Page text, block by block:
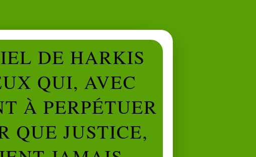
DE HARKIS
QUI, AVEC
À PERPÉTUER
QUE JUSTICE,